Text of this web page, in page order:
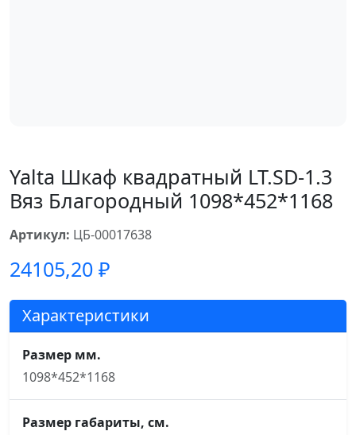
Yalta Шкаф квадратный LT.SD-1.3
Вяз Благородный 1098*452*1168
Артикул: ЦБ-00017638
24105,20 ₽
Характеристики
Размер мм.
1098*452*1168
Размер габариты, см.